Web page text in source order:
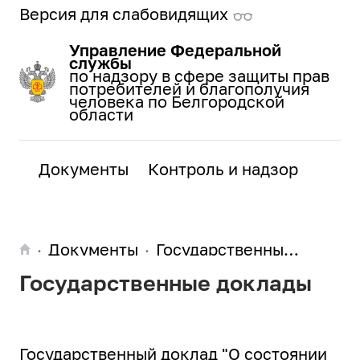
Управление Федеральной
службы
по надзору в сфере защиты прав
потребителей и благополучия
человека по Белгородской
области
Версия для слабовидящих
Документы Контроль и надзор
Документы Государственные доклады
Государственные доклады
Государственный доклад "О состоянии